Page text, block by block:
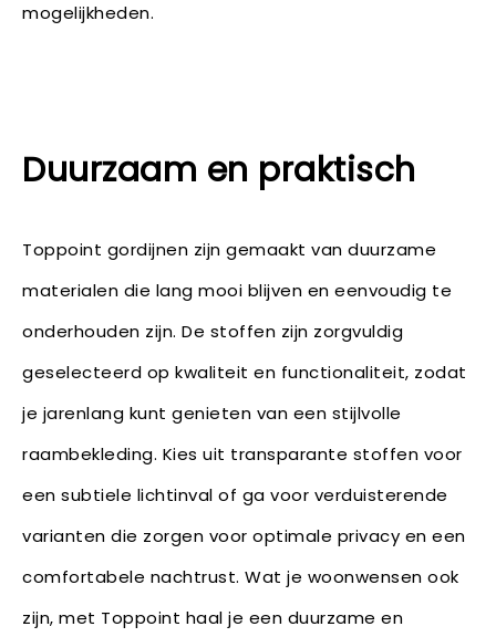
mogelijkheden.
Duurzaam en praktisch
Toppoint gordijnen zijn gemaakt van duurzame
materialen die lang mooi blijven en eenvoudig te
onderhouden zijn. De stoffen zijn zorgvuldig
geselecteerd op kwaliteit en functionaliteit, zodat
je jarenlang kunt genieten van een stijlvolle
raambekleding. Kies uit transparante stoffen voor
een subtiele lichtinval of ga voor verduisterende
varianten die zorgen voor optimale privacy en een
comfortabele nachtrust. Wat je woonwensen ook
zijn, met Toppoint haal je een duurzame en